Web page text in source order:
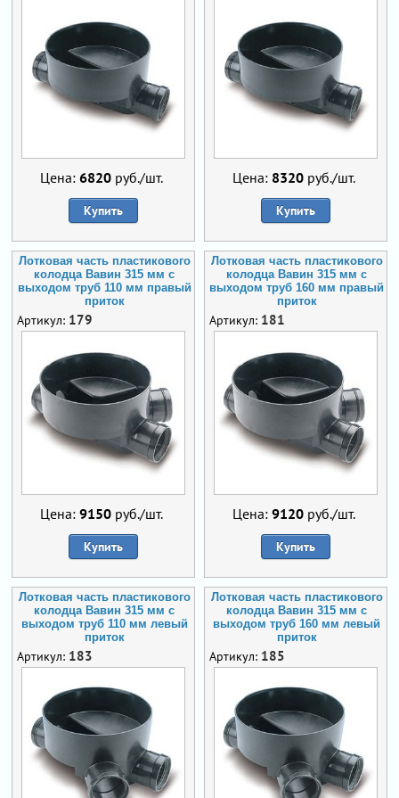
Цена: 6820руб./шт.
Купить
Цена: 8320руб./шт.
Купить
Лотковая часть пластикового
колодца Вавин 315 мм с
выходом труб 110 мм правый
приток
Артикул: 179
Цена: 9150руб./шт.
Купить
Лотковая часть пластикового
колодца Вавин 315 мм с
выходом труб 160 мм правый
приток
Артикул: 181
Цена: 9120руб./шт.
Купить
Лотковая часть пластикового
колодца Вавин 315 мм с
выходом труб 110 мм левый
приток
Артикул: 183
Лотковая часть пластикового
колодца Вавин 315 мм с
выходом труб 160 мм левый
приток
Артикул: 185